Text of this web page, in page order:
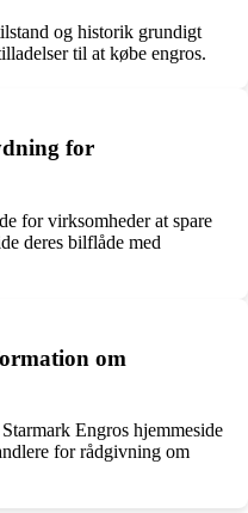
og historik grundigt
til at købe engros.
for
for virksomheder at spare
deres bilflåde med
om
Engros hjemmeside
for rådgivning om